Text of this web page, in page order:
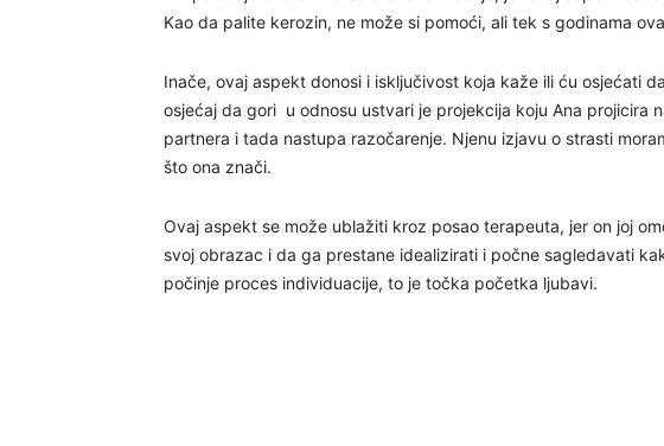
Kao da palite kerozin, ne može si pomoći, ali tek s godinama
Inače, ovaj aspekt donosi i isključivost koja kaže ili ću osjećati
osjećaj da gori u odnosu ustvari je projekcija koju Ana projicira
partnera i tada nastupa razočarenje. Njenu izjavu o strasti
što ona znači.
Ovaj aspekt se može ublažiti kroz posao terapeuta, jer on joj
svoj obrazac i da ga prestane idealizirati i počne sagledavati
počinje proces individuacije, to je točka početka ljubavi.